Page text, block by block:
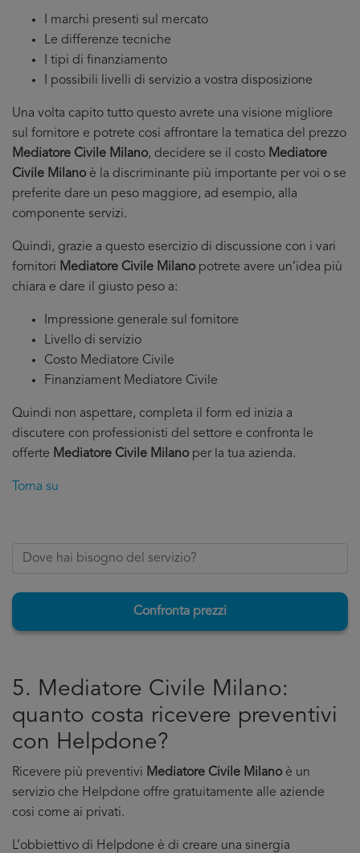
I marchi presenti sul mercato
Le differenze tecniche
I tipi di finanziamento
I possibili livelli di servizio a vostra disposizione
Una volta capito tutto questo avrete una visione migliore
sul fornitore e potrete cosi affrontare la tematica del prezzo
Mediatore Civile Milano, decidere se il costo Mediatore
Civile Milanoè la discriminante più importante per voi o se
preferite dare un peso maggiore, ad esempio, alla
componente servizi.
Quindi, grazie a questo esercizio di discussione con i vari
fornitori Mediatore Civile Milanopotrete avere un’idea più
chiara e dare il giusto peso a:
Impressione generale sul fornitore
Livello di servizio
Costo Mediatore Civile
Finanziament Mediatore Civile
Quindi non aspettare, completa il form ed inizia a
discutere con professionisti del settore e confronta le
offerte Mediatore Civile Milanoper la tua azienda.
Torna su
Confronta prezzi
5. Mediatore Civile Milano:
quanto costa ricevere preventivi
con Helpdone?
Ricevere più preventivi Mediatore Civile Milanoè un
servizio che Helpdone offre gratuitamente alle aziende
cosi come ai privati.
L’obbiettivo di Helpdone è di creare una sinergia